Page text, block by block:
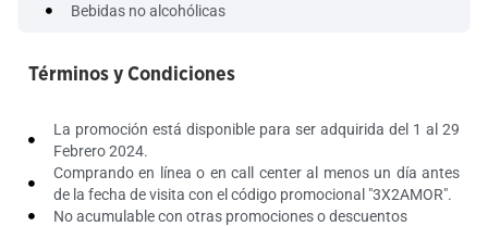
Bebidas no alcohólicas
Términos y Condiciones
La promoción está disponible para ser adquirida del 1 al 29
Febrero 2024.
Comprando en línea o en call center al menos un día antes
de la fecha de visita con el código promocional "3X2AMOR".
No acumulable con otras promociones o descuentos